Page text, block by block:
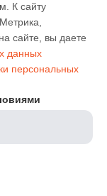
К cайту
сайте, вы даете
данных
персональных